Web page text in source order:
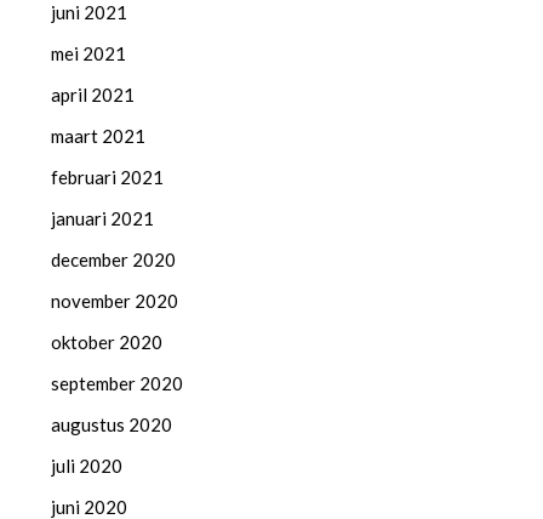
juni 2021
mei 2021
april 2021
maart 2021
februari 2021
januari 2021
december 2020
november 2020
oktober 2020
september 2020
augustus 2020
juli 2020
juni 2020